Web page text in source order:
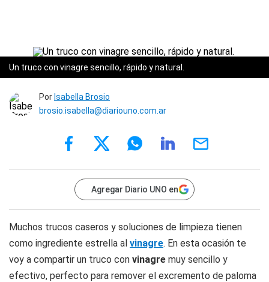
Un truco con vinagre sencillo, rápido y natural.
Por Isabella Brosio
brosio.isabella@diariouno.com.ar
Agregar Diario UNO en
Muchos trucos caseros y soluciones de limpieza tienen
como ingrediente estrella al vinagre. En esta ocasión te
voy a compartir un truco con vinagre muy sencillo y
efectivo, perfecto para remover el excremento de paloma